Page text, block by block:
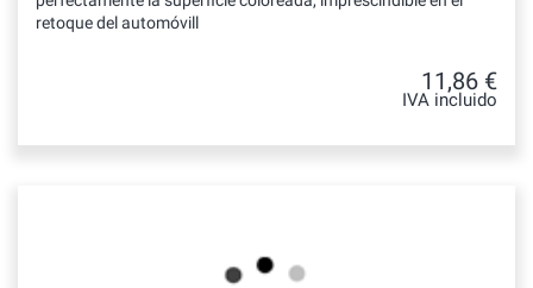
retoque del automóvill
11,86 €
IVA incluido